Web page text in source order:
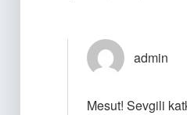
admin
Mesut! Sevgili